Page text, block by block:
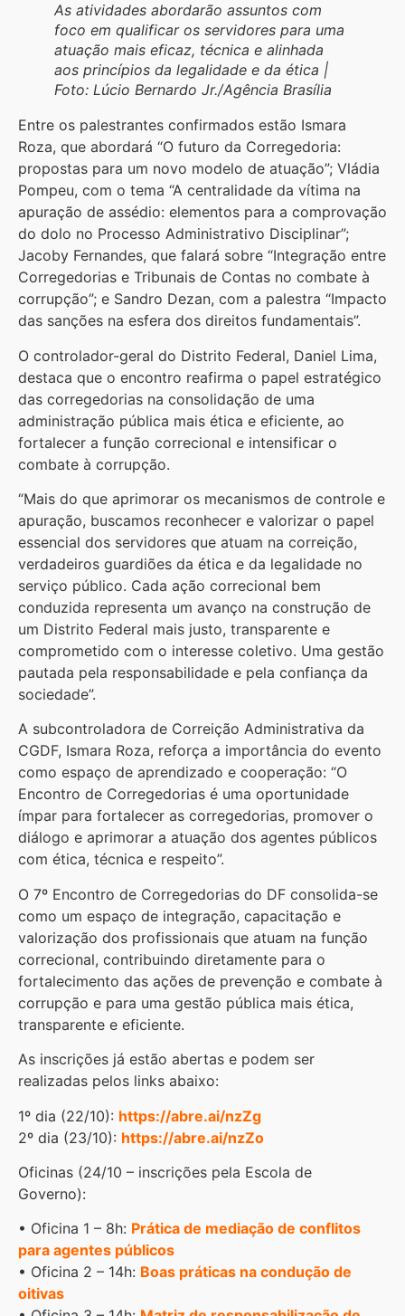
As atividades abordarão assuntos com
foco em qualificar os servidores para uma
atuação mais eficaz, técnica e alinhada
aos princípios da legalidade e da ética |
Foto: Lúcio Bernardo Jr./Agência Brasília
Entre os palestrantes confirmados estão Ismara
Roza, que abordará “O futuro da Corregedoria:
propostas para um novo modelo de atuação”; Vládia
Pompeu, com o tema “A centralidade da vítima na
apuração de assédio: elementos para a comprovação
do dolo no Processo Administrativo Disciplinar”;
Jacoby Fernandes, que falará sobre “Integração entre
Corregedorias e Tribunais de Contas no combate à
corrupção”; e Sandro Dezan, com a palestra “Impacto
das sanções na esfera dos direitos fundamentais”.
O controlador-geral do Distrito Federal, Daniel Lima,
destaca que o encontro reafirma o papel estratégico
das corregedorias na consolidação de uma
administração pública mais ética e eficiente, ao
fortalecer a função correcional e intensificar o
combate à corrupção.
“Mais do que aprimorar os mecanismos de controle e
apuração, buscamos reconhecer e valorizar o papel
essencial dos servidores que atuam na correição,
verdadeiros guardiões da ética e da legalidade no
serviço público. Cada ação correcional bem
conduzida representa um avanço na construção de
um Distrito Federal mais justo, transparente e
comprometido com o interesse coletivo. Uma gestão
pautada pela responsabilidade e pela confiança da
sociedade”.
A subcontroladora de Correição Administrativa da
CGDF, Ismara Roza, reforça a importância do evento
como espaço de aprendizado e cooperação: “O
Encontro de Corregedorias é uma oportunidade
ímpar para fortalecer as corregedorias, promover o
diálogo e aprimorar a atuação dos agentes públicos
com ética, técnica e respeito”.
O 7º Encontro de Corregedorias do DF consolida-se
como um espaço de integração, capacitação e
valorização dos profissionais que atuam na função
correcional, contribuindo diretamente para o
fortalecimento das ações de prevenção e combate à
corrupção e para uma gestão pública mais ética,
transparente e eficiente.
As inscrições já estão abertas e podem ser
realizadas pelos links abaixo:
1º dia (22/10): https://abre.ai/nzZg
2º dia (23/10): https://abre.ai/nzZo
Oficinas (24/10 – inscrições pela Escola de
Governo):
• Oficina 1 – 8h: Prática de mediação de conflitos
para agentes públicos
• Oficina 2 – 14h: Boas práticas na condução de
oitivas